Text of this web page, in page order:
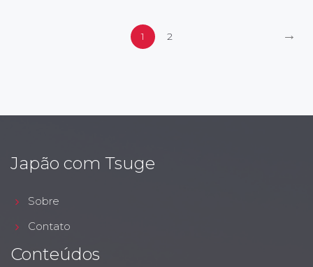
1 2 →
Japão com Tsuge
Sobre
Contato
Conteúdos